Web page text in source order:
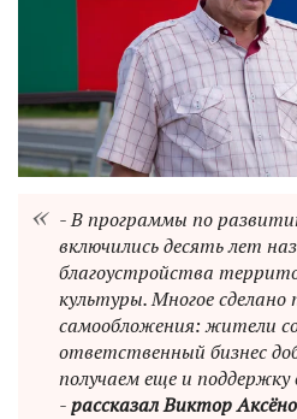
- В программы по
включились десять лет
благоустройства
культуры. Многое сделано
самообложения: жители
ответственный бизнес
получаем еще и
-рассказал Виктор